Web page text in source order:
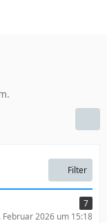
Filter
7
Februar 2026 um 15:18